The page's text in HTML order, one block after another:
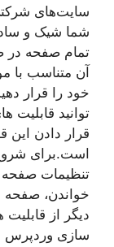
سایت‌های
شما شیک و
تمام صفحه در
آن متناسب با
خود را قرار
توانید قابلیت
قرار دادن
است.برای
خواندن، صفحه
دیگر از
سازی وردپرس